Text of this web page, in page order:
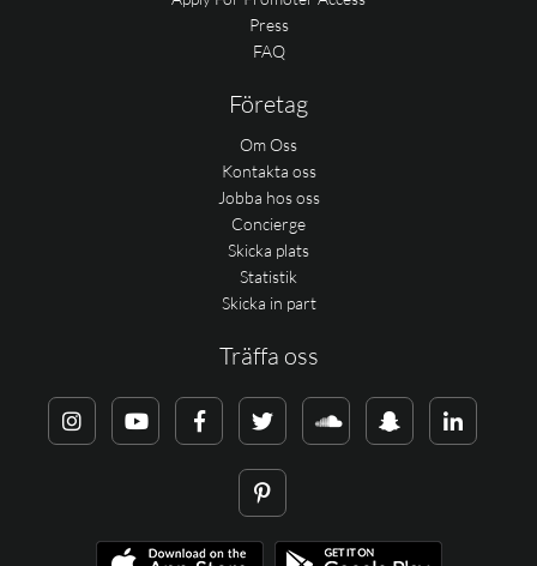
Press
FAQ
Företag
Om Oss
Kontakta oss
Jobba hos oss
Concierge
Skicka plats
Statistik
Skicka in part
Träffa oss